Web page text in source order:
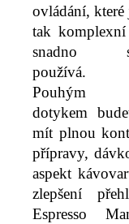
ovládání, které
tak komplexní
snadno
používá.
Pouhým
dotykem
mít plnou
přípravy,
aspekt
zlepšení
Espresso